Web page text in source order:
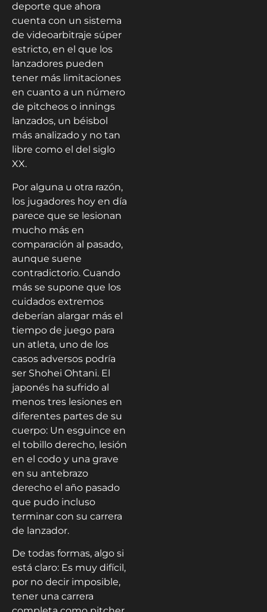
deporte que ahora
cuenta con un sistema
de videoarbitraje súper
estricto, en el que los
lanzadores pueden
tener más limitaciones
en cuanto a un número
de pitcheos o innings
lanzados, un béisbol
más analizado y no tan
libre como el del siglo
XX.
Por alguna u otra razón,
los jugadores hoy en día
parece que se lesionan
mucho más en
comparación al pasado,
aunque suene
contradictorio. Cuando
más se supone que los
cuidados extremos
deberían alargar más el
tiempo de juego para
un atleta, uno de los
casos adversos podría
ser Shohei Ohtani. El
japonés ha sufrido al
menos tres lesiones en
diferentes partes de su
cuerpo: Un esguince en
el tobillo derecho, lesión
en el codo y una grave
en su antebrazo
derecho el año pasado
que pudo incluso
terminar con su carrera
de lanzador.
De todas formas, algo si
está claro: Es muy difícil,
por no decir imposible,
tener una carrera